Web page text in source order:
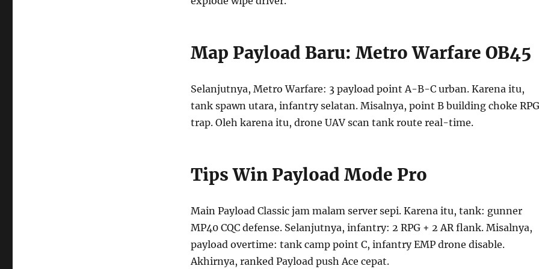
Map Payload Baru: Metro Warfare OB45
Selanjutnya, Metro Warfare: 3 payload point A-B-C urban. Karena itu,
tank spawn utara, infantry selatan. Misalnya, point B building choke RPG
trap. Oleh karena itu, drone UAV scan tank route real-time.
Tips Win Payload Mode Pro
Main Payload Classic jam malam server sepi. Karena itu, tank: gunner
MP40 CQC defense. Selanjutnya, infantry: 2 RPG + 2 AR flank. Misalnya,
payload overtime: tank camp point C, infantry EMP drone disable.
Akhirnya, ranked Payload push Ace cepat.